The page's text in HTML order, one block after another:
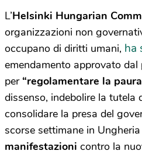
L’Helsinki Hungarian
organizzazioni non
occupano di diritti umani, ha
emendamento approvato
per “regolamentare la
dissenso, indebolire la tutela
consolidare la presa del
scorse settimane in
manifestazioni contro la